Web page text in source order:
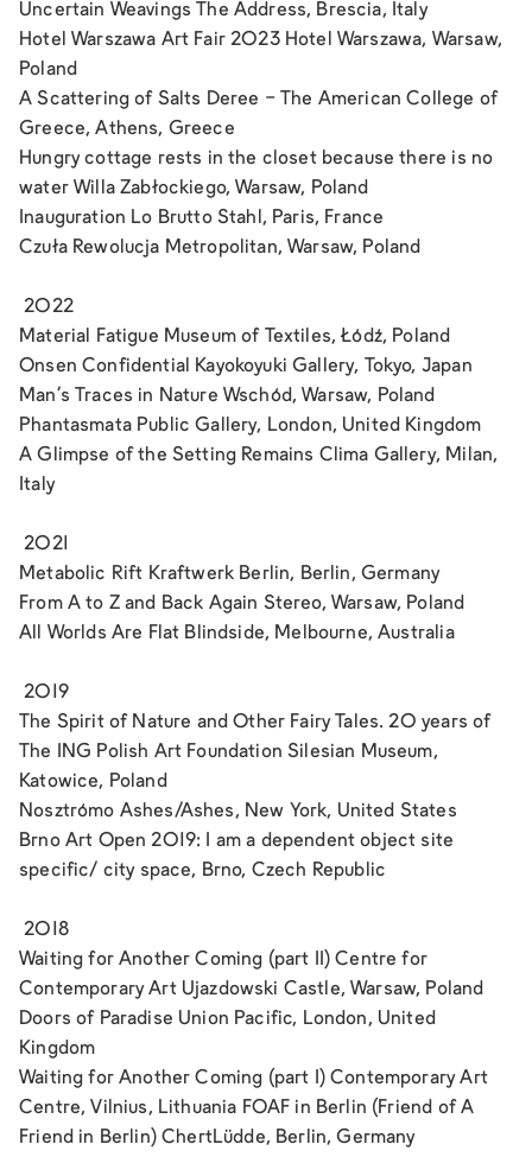
Uncertain Weavings The Address, Brescia, Italy
Hotel Warszawa Art Fair 2023Hotel Warszawa, Warsaw,
Poland
A Scattering of Salts Deree - The American College of
Greece, Athens, Greece
Hungry cottage rests in the closet because there is no
waterWilla Zabłockiego, Warsaw, Poland
Inauguration Lo Brutto Stahl, Paris, France
Czuła Rewolucja Metropolitan, Warsaw, Poland
2022
Material Fatigue Museum of Textiles, Łódź, Poland
Onsen Confidential
Kayokoyuki Gallery, Tokyo, Japan
Man’s Traces in Nature Wschód, Warsaw, Poland
Phantasmata Public Gallery, London, United Kingdom
A Glimpse of the Setting Remains Clima Gallery, Milan,
Italy
2021
Metabolic Rift Kraftwerk Berlin, Berlin, Germany
From A to Z and Back Again Stereo, Warsaw, Poland
All Worlds Are Flat Blindside, Melbourne, Australia
2019
The Spirit of Nature and Other Fairy Tales. 20 years of
The ING Polish Art FoundationSilesian Museum,
Katowice, Poland
Nosztrómo Ashes/Ashes, New York, United States
Brno Art Open 2019: I am a dependent object site
specific/ city space, Brno, Czech Republic
2018
Waiting for Another Coming (part II)Centre for
Contemporary Art Ujazdowski Castle, Warsaw, Poland
Doors of Paradise Union Pacific, London, United
Kingdom
Waiting for Another Coming (part I)Contemporary Art
Centre, Vilnius, Lithuania FOAF in Berlin (Friend of A
Friend in Berlin)ChertLüdde, Berlin, Germany